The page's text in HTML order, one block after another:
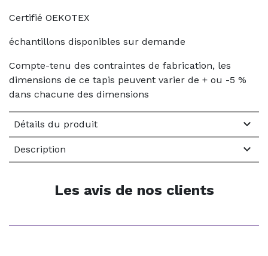
Certifié OEKOTEX
échantillons disponibles sur demande
Compte-tenu des contraintes de fabrication, les
dimensions de ce tapis peuvent varier de + ou -5 %
dans chacune des dimensions
Détails du produit 
Description 
Les avis de nos clients